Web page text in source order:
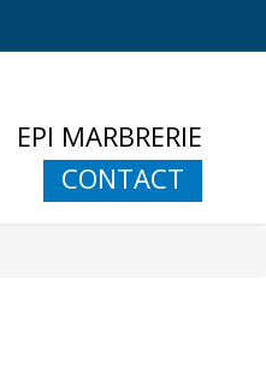
EPI MARBRERIE
CONTACT